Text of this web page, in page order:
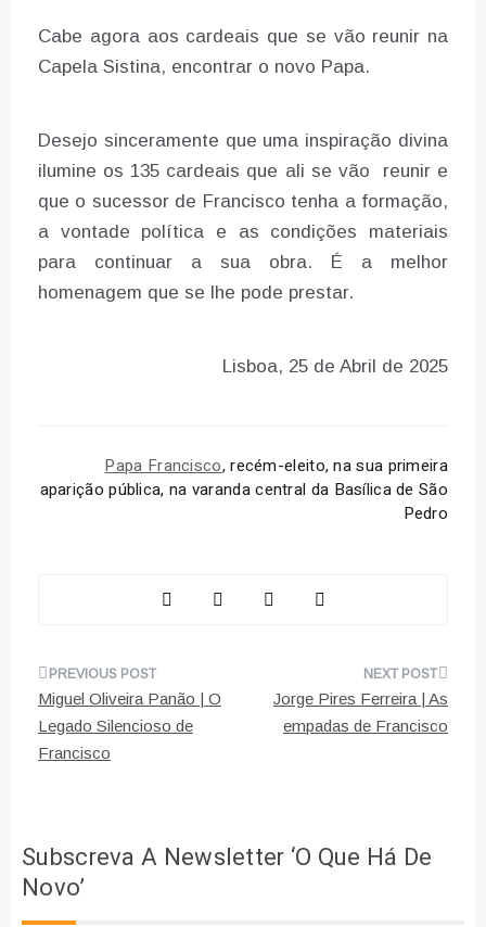
Cabe agora aos cardeais que se vão reunir na
Capela Sistina, encontrar o novo Papa.
Desejo sinceramente que uma inspiração divina
ilumine os 135 cardeais que ali se vão reunir e
que o sucessor de Francisco tenha a formação,
a vontade política e as condições materiais
para continuar a sua obra. É a melhor
homenagem que se lhe pode prestar.
Lisboa, 25 de Abril de 2025
Papa Francisco, recém-eleito, na sua primeira
aparição pública, na varanda central da Basílica de São
Pedro
Navegação
de
artigos
Miguel Oliveira Panão | O
Legado Silencioso de
Francisco
Jorge Pires Ferreira | As
empadas de Francisco
Subscreva A Newsletter ‘O Que Há De
Novo’